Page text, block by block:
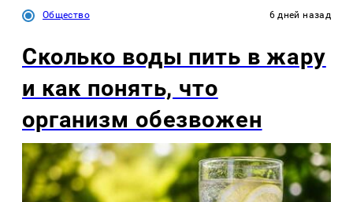
Общество 6 дней назад
Сколько воды пить в жару
и как понять, что
организм обезвожен